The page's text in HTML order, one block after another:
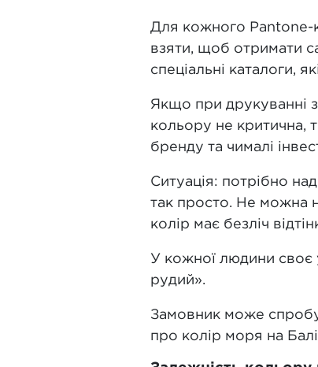
Для кожного Pantone-
взяти, щоб отримати
спеціальні каталоги,
Якщо при друкуванні
кольору не критична,
бренду та чималі
Ситуація: потрібно
так просто. Не можна
колір має безліч
У кожної людини своє
рудий».
Замовник може
про колір моря на